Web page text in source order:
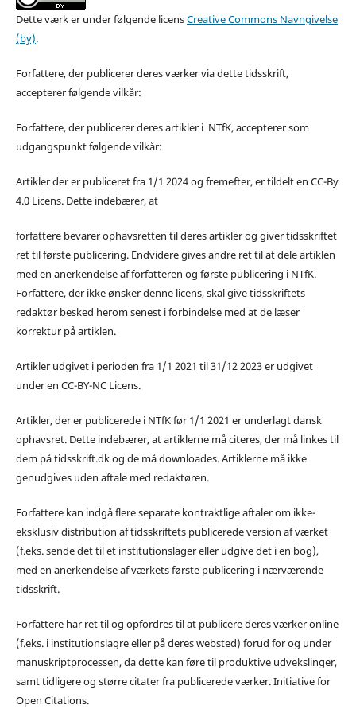
Dette værk er under følgende licensCreative Commons Navngivelse
(by).
Forfattere, der publicerer deres værker via dette tidsskrift,
accepterer følgende vilkår:
Forfattere, der publicerer deres artikler i NTfK, accepterer som
udgangspunkt følgende vilkår:
Artikler der er publiceret fra 1/1 2024 og fremefter, er tildelt en CC-By
4.0 Licens. Dette indebærer, at
forfattere bevarer ophavsretten til deres artikler og giver tidsskriftet
ret til første publicering. Endvidere gives andre ret til at dele artiklen
med en anerkendelse af forfatteren og første publicering i NTfK.
Forfattere, der ikke ønsker denne licens, skal give tidsskriftets
redaktør besked herom senest i forbindelse med at de læser
korrektur på artiklen.
Artikler udgivet i perioden fra 1/1 2021 til 31/12 2023 er udgivet
under en CC-BY-NC Licens.
Artikler, der er publicerede i NTfK før 1/1 2021 er underlagt dansk
ophavsret. Dette indebærer, at artiklerne må citeres, der må linkes til
dem på tidsskrift.dk og de må downloades. Artiklerne må ikke
genudgives uden aftale med redaktøren.
Forfattere kan indgå flere separate kontraktlige aftaler om ikke-
eksklusiv distribution af tidsskriftets publicerede version af værket
(f.eks. sende det til et institutionslager eller udgive det i en bog),
med en anerkendelse af værkets første publicering i nærværende
tidsskrift.
Forfattere har ret til og opfordres til at publicere deres værker online
(f.eks. i institutionslagre eller på deres websted) forud for og under
manuskriptprocessen, da dette kan føre til produktive udvekslinger,
samt tidligere og større citater fra publicerede værker. Initiative for
Open Citations.